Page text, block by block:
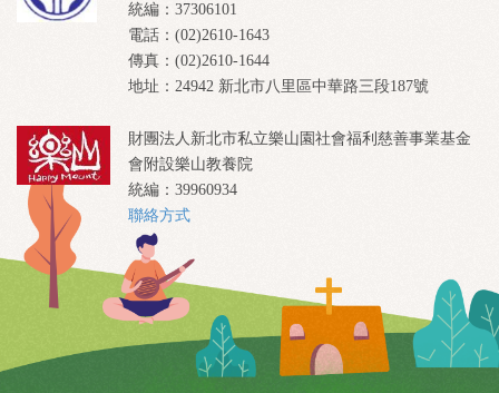
統編：37306101
電話：(02)2610-1643
傳真：(02)2610-1644
地址：24942 新北市八里區中華路三段187號
財團法人新北市私立樂山園社會福利慈善事業基金
會附設樂山教養院
統編：39960934
聯絡方式